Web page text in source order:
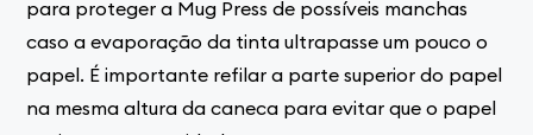
para proteger a Mug Press de possíveis manchas
caso a evaporação da tinta ultrapasse um pouco o
papel. É importante refilar a parte superior do papel
na mesma altura da caneca para evitar que o papel